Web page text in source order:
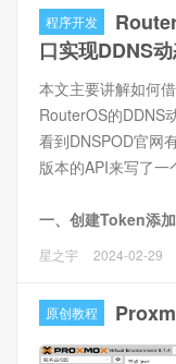
开提示“此设备上已
能会受到监控或修
问题分析
这是系统的保护机
带了CA证书的第三
据进行监控或是修
程序开发
口实现DDNS
本文主要讲解如何
RouterOS的DDNS
看到DNSPOD官网
版本的API来写了一
一、创建Token添
首先域名要在
详细开通API Token
https://
星之宇 2024-02-29
原创教程